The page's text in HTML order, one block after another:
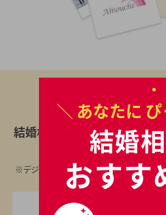
厳選大手17社からあな
結婚相談所のデジタルパン
ます
※デジタルパンフレットに対応していな
らないよう無記名封
＼ あなたに
結婚
おすす